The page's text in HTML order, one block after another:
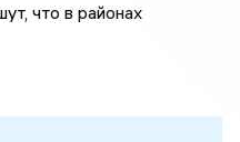
что в районах